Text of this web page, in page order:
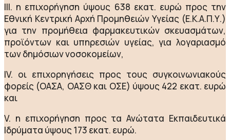
III. η επιχορήγηση ύψους 638 εκατ. ευρώ προς την
Εθνική Κεντρική Αρχή Προμηθειών Υγείας (Ε.Κ.Α.Π.Υ.)
για την προμήθεια φαρμακευτικών σκευασμάτων,
προϊόντων και υπηρεσιών υγείας, για λογαριασμό
των δημόσιων νοσοκομείων,
IV. οι επιχορηγήσεις προς τους συγκοινωνιακούς
φορείς (ΟΑΣΑ, ΟΑΣΘ και ΟΣΕ) ύψους 422 εκατ. ευρώ
και
V. η επιχορήγηση προς τα Ανώτατα Εκπαιδευτικά
Ιδρύματα ύψους 173 εκατ. ευρώ.